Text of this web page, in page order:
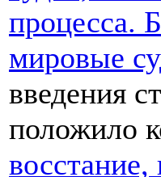
процесса.
мировые
введения
положило